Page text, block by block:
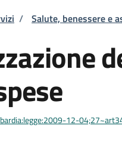
di pane
/ Salute, benessere e
12-